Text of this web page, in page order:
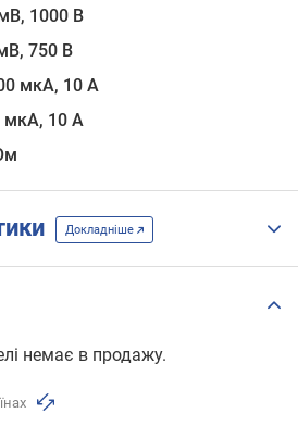
1000 В
750 В
мкА, 10 А
мкА, 10 А
Докладніше
немає в продажу.